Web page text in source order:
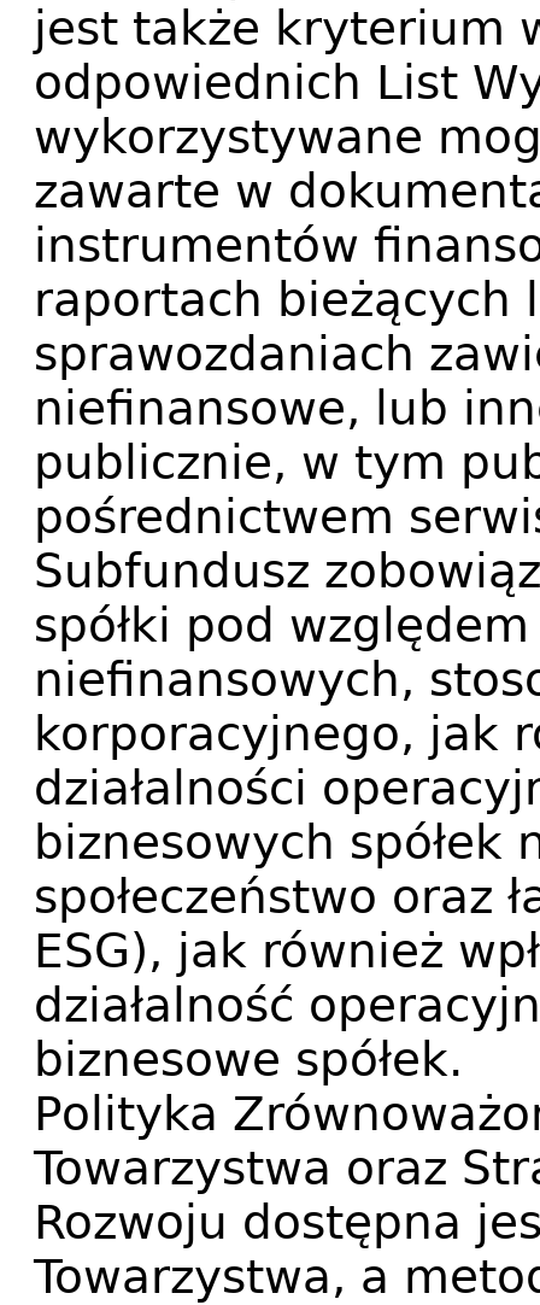
jest także kryterium
odpowiednich List
wykorzystywane
zawarte w
instrumentów
raportach bieżących
sprawozdaniach
niefinansowe, lub
publicznie, w tym
pośrednictwem
Subfundusz
spółki pod
niefinansowych,
korporacyjnego, jak
działalności
biznesowych
społeczeństwo oraz
ESG), jak również
działalność
biznesowe spółek.
Polityka
Towarzystwa oraz
Rozwoju dostępna
Towarzystwa, a